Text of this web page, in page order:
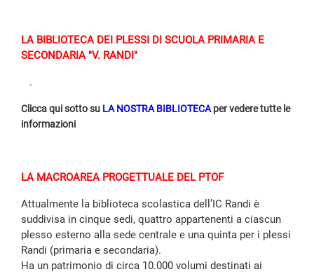
LA BIBLIOTECA DEI PLESSI DI SCUOLA PRIMARIA E
SECONDARIA "V. RANDI"
.
Clicca qui sotto su LA NOSTRA BIBLIOTECA per vedere tutte le
informazioni
LA MACROAREA PROGETTUALE DEL PTOF
Attualmente la biblioteca scolastica dell’IC Randi è
suddivisa in cinque sedi, quattro appartenenti a ciascun
plesso esterno alla sede centrale e una quinta per i plessi
Randi (primaria e secondaria).
Ha un patrimonio di circa 10.000 volumi destinati ai